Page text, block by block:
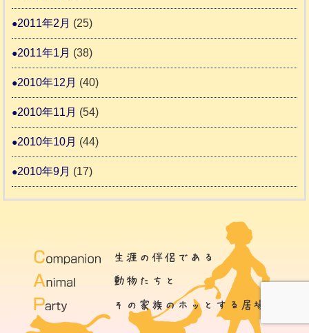
2011年2月 (25)
2011年1月 (38)
2010年12月 (40)
2010年11月 (54)
2010年10月 (44)
2010年9月 (17)